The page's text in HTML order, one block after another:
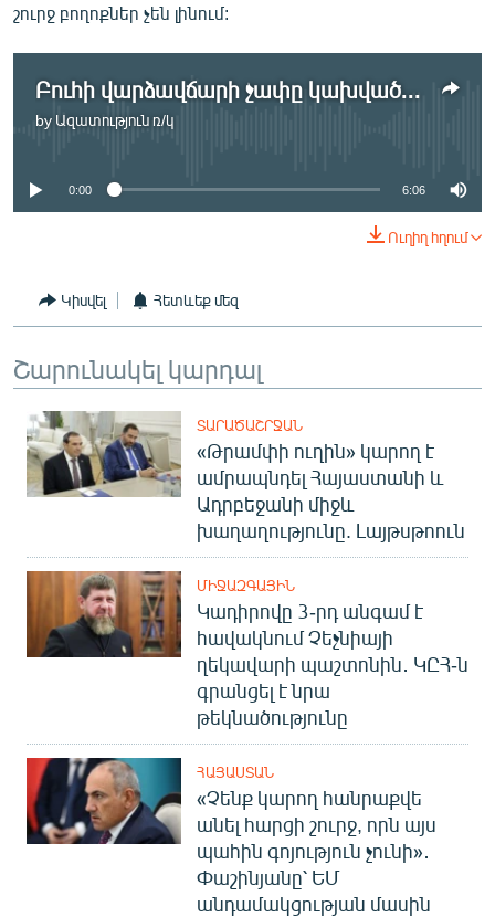
շուրջ բողոքներ չեն լինում:
Բուհի վարձավճարի չափը կախված է ֆակուլտետի պահանջարկից
by Ազատություն ռ/կ
No media source currently available
0:00 6:06
Ուղիղ հղում
Կիսվել Հետևեք մեզ
Շարունակել կարդալ
ՏԱՐԱԾԱՇՐՋԱՆ
«Թրամփի ուղին» կարող է
ամրապնդել Հայաստանի և
Ադրբեջանի միջև
խաղաղությունը. Լայթսթոուն
ՄԻՋԱԶԳԱՅԻՆ
Կադիրովը 3-րդ անգամ է
հավակնում Չեչնիայի
ղեկավարի պաշտոնին․ ԿԸՀ-ն
գրանցել է նրա
թեկնածությունը
ՀԱՅԱՍՏԱՆ
«Չենք կարող հանրաքվե
անել հարցի շուրջ, որն այս
պահին գոյություն չունի»․
Փաշինյանը՝ ԵՄ
անդամակցության մասին